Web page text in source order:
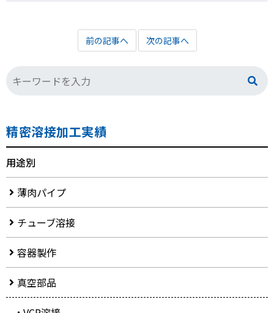
前の記事へ 次の記事へ
精密溶接加工実績
用途別
薄肉パイプ
チューブ溶接
容器製作
真空部品